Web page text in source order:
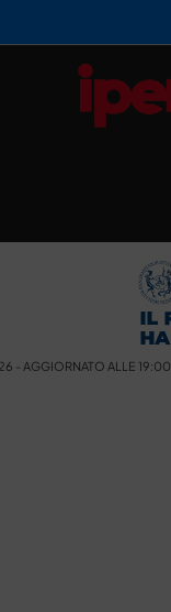
- AGGIORNATO ALLE 19:00